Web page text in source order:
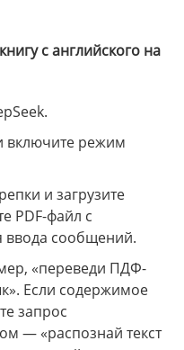
с английского на
включите режим
и загрузите
PDF-файл с
ввода сообщений.
«переведи ПДФ-
Если содержимое
запрос
— «распознай текст